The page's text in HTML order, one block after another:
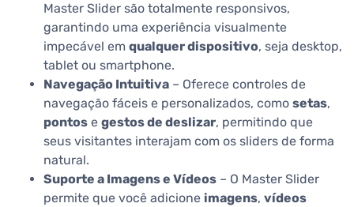
Master Slider são totalmente responsivos,
garantindo uma experiência visualmente
impecável em qualquer dispositivo, seja desktop,
tablet ou smartphone.
Navegação Intuitiva – Oferece controles de
navegação fáceis e personalizados, como setas,
pontos e gestos de deslizar, permitindo que
seus visitantes interajam com os sliders de forma
natural.
Suporte a Imagens e Vídeos – O Master Slider
permite que você adicione imagens, vídeos